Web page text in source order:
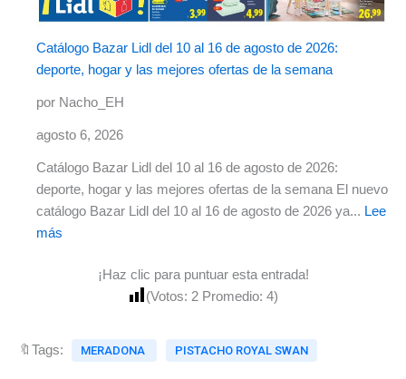
Catálogo Bazar Lidl del 10 al 16 de agosto de 2026:
deporte, hogar y las mejores ofertas de la semana
por Nacho_EH
agosto 6, 2026
Catálogo Bazar Lidl del 10 al 16 de agosto de 2026:
deporte, hogar y las mejores ofertas de la semana El nuevo
catálogo Bazar Lidl del 10 al 16 de agosto de 2026 ya... Lee
más
¡Haz clic para puntuar esta entrada!
(Votos: 2 Promedio: 4)
🔖Tags: MERADONA PISTACHO ROYAL SWAN